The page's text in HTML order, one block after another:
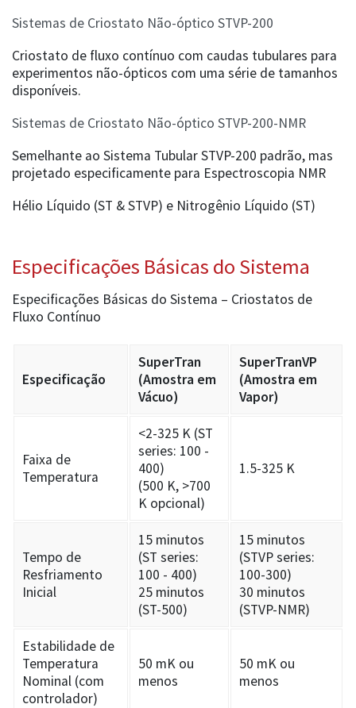
Sistemas de Criostato Não-óptico STVP-200
Criostato de fluxo contínuo com caudas tubulares para
experimentos não-ópticos com uma série de tamanhos
disponíveis.
Sistemas de Criostato Não-óptico STVP-200-NMR
Semelhante ao Sistema Tubular STVP-200 padrão, mas
projetado especificamente para Espectroscopia NMR
Hélio Líquido (ST & STVP) e Nitrogênio Líquido (ST)
Especificações Básicas do Sistema
Especificações Básicas do Sistema – Criostatos de
Fluxo Contínuo
Especificação
SuperTran
(Amostra em
Vácuo)
SuperTranVP
(Amostra em
Vapor)
Faixa de
Temperatura
<2-325 K (ST
series: 100 -
400)
(500 K, >700
K opcional)
1.5-325 K
Tempo de
Resfriamento
Inicial
15 minutos
(ST series:
100 - 400)
25 minutos
(ST-500)
15 minutos
(STVP series:
100-300)
30 minutos
(STVP-NMR)
Estabilidade de
Temperatura
Nominal (com
controlador)
50 mK ou
menos
50 mK ou
menos